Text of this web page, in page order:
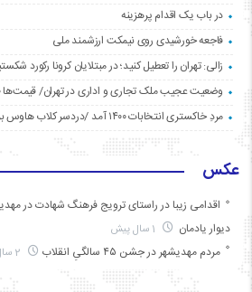
در باب یک اقدام پرهزینه
فاجعه خورشیدی روی نیمکت ارزشمند ملی
زالی: تهران را تعطیل کنید؛ در مبتلایان کرونا رکورد
وضعیت عجیب ملک تجاری و اداری در تهران/ قیمت‌ها ۳۰% کاهش یافت
مردِ خاکستری انتخابات ۱۴۰۰ آمد /دردسر کلاب هاوس برای کاندیداها
عکس
اقدامی زیبا در راستای ترویج فرهنگ شهادت در
دیوار یادمان
مردم مهدیشهر در جشن ۴۵ سالگیِ انقلاب